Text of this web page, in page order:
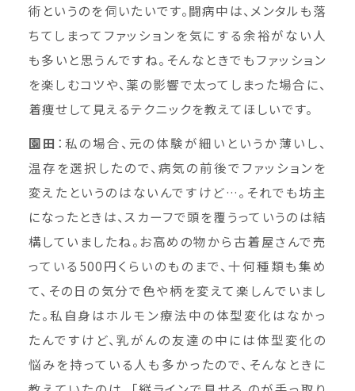
術というのを伺いたいです。闘病中は、メンタルも落
ちてしまってファッションを気にする余裕がない人
も多いと思うんですね。そんなときでもファッション
を楽しむコツや、薬の影響で太ってしまった場合に、
着痩せして見えるテクニックを教えてほしいです。
園田 ：私の場合、元の体験が細いというか薄いし、
温存を選択したので、病気の前後でファッションを
変えたというのはないんですけど…。それでも坊主
になったときは、スカーフで頭を覆うっていうのは結
構していましたね。お高めの物から古着屋さんで売
っている500円くらいのものまで、十何種類も集め
て、その日の気分で色や柄を変えて楽しんでいまし
た。私自身はホルモン療法中の体型変化はなかっ
たんですけど、乳がんの友達の中には体型変化の
悩みを持っている人も多かったので、そんなときに